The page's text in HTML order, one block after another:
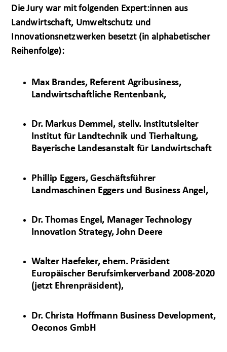
Die Jury war mit folgenden Expert:innen aus
Landwirtschaft, Umweltschutz und
Innovationsnetzwerken besetzt (in alphabetischer
Reihenfolge):
Max Brandes, Referent Agribusiness,
Landwirtschaftliche Rentenbank,
Dr. Markus Demmel, stellv. Institutsleiter
Institut für Landtechnik und Tierhaltung,
Bayerische Landesanstalt für Landwirtschaft
Phillip Eggers, Geschäftsführer
Landmaschinen Eggers und Business Angel,
Dr. Thomas Engel, Manager Technology
Innovation Strategy, John Deere
Walter Haefeker, ehem. Präsident
Europäischer Berufsimkerverband 2008-2020
(jetzt Ehrenpräsident),
Dr. Christa Hoffmann Business Development,
Oeconos GmbH